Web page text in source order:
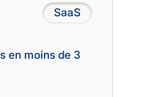
SaaS
en moins de 3